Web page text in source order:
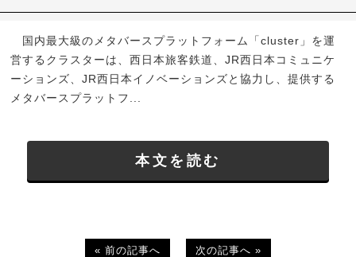
国内最大級のメタバースプラットフォーム「cluster」を運
営するクラスターは、西日本旅客鉄道、JR西日本コミュニケ
ーションズ、JR西日本イノベーションズと協力し、提供する
メタバースプラットフ...
本文を読む
« 前の記事へ 次の記事へ »